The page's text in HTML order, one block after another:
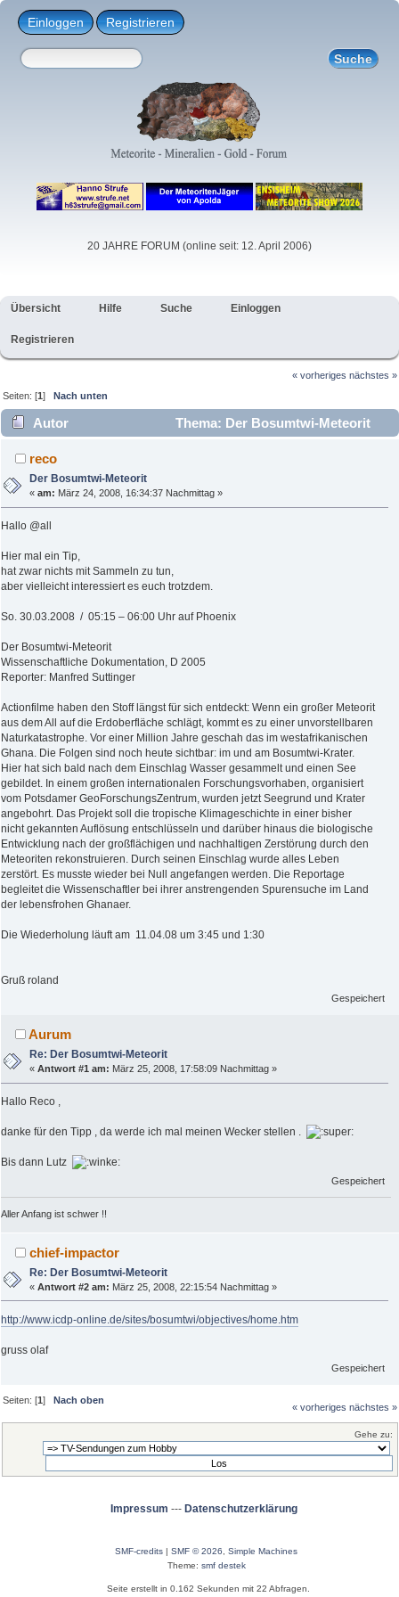
Einloggen Registrieren
20 JAHRE FORUM (online seit: 12. April 2006)
Übersicht Hilfe Suche Einloggen
Registrieren
« vorheriges nächstes »
Seiten: [1]Nach unten
Autor
Thema: Der Bosumtwi-Meteorit
(Gelesen 3567 mal)
reco
Der Bosumtwi-Meteorit
«am: März 24, 2008, 16:34:37 Nachmittag »
Hallo @all
Hier mal ein Tip,
hat zwar nichts mit Sammeln zu tun,
aber vielleicht interessiert es euch trotzdem.
So. 30.03.2008 / 05:15 – 06:00 Uhr auf Phoenix
Der Bosumtwi-Meteorit
Wissenschaftliche Dokumentation, D 2005
Reporter: Manfred Suttinger
Actionfilme haben den Stoff längst für sich entdeckt: Wenn ein großer Meteorit
aus dem All auf die Erdoberfläche schlägt, kommt es zu einer unvorstellbaren
Naturkatastrophe. Vor einer Million Jahre geschah das im westafrikanischen
Ghana. Die Folgen sind noch heute sichtbar: im und am Bosumtwi-Krater.
Hier hat sich bald nach dem Einschlag Wasser gesammelt und einen See
gebildet. In einem großen internationalen Forschungsvorhaben, organisiert
vom Potsdamer GeoForschungsZentrum, wurden jetzt Seegrund und Krater
angebohrt. Das Projekt soll die tropische Klimageschichte in einer bisher
nicht gekannten Auflösung entschlüsseln und darüber hinaus die biologische
Entwicklung nach der großflächigen und nachhaltigen Zerstörung durch den
Meteoriten rekonstruieren. Durch seinen Einschlag wurde alles Leben
zerstört. Es musste wieder bei Null angefangen werden. Die Reportage
begleitet die Wissenschaftler bei ihrer anstrengenden Spurensuche im Land
der lebensfrohen Ghanaer.
Die Wiederholung läuft am 11.04.08 um 3:45 und 1:30
Gruß roland
Gespeichert
Aurum
Re: Der Bosumtwi-Meteorit
«Antwort #1 am: März 25, 2008, 17:58:09 Nachmittag »
Hallo Reco ,
danke für den Tipp , da werde ich mal meinen Wecker stellen .
Bis dann Lutz
Gespeichert
Aller Anfang ist schwer !!
chief-impactor
Re: Der Bosumtwi-Meteorit
«Antwort #2 am: März 25, 2008, 22:15:54 Nachmittag »
http://www.icdp-online.de/sites/bosumtwi/objectives/home.htm
gruss olaf
Gespeichert
Seiten: [1]Nach oben
« vorheriges nächstes »
Gehe zu:
Impressum --- Datenschutzerklärung
SMF-credits | SMF © 2026
Simple Machines
Theme: smf destek
Seite erstellt in 0.162 Sekunden mit 22 Abfragen.